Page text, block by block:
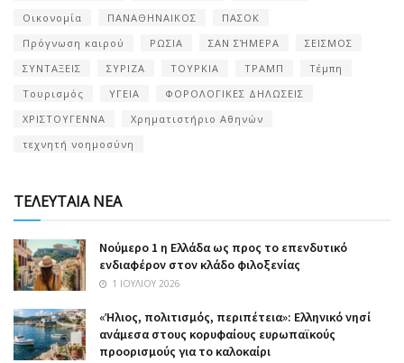
Οικονομία
ΠΑΝΑΘΗΝΑΙΚΟΣ
ΠΑΣΟΚ
Πρόγνωση καιρού
ΡΩΣΙΑ ΣΑΝ ΣΉΜΕΡΑ
ΣΕΙΣΜΟΣ
ΣΥΝΤΑΞΕΙΣ
ΣΥΡΙΖΑ ΤΟΥΡΚΙΑ ΤΡΑΜΠ
Τέμπη
Τουρισμός
ΥΓΕΙΑ
ΦΟΡΟΛΟΓΙΚΕΣ ΔΗΛΩΣΕΙΣ
ΧΡΙΣΤΟΥΓΕΝΝΑ
Χρηματιστήριο Αθηνών
τεχνητή νοημοσύνη
ΤΕΛΕΥΤΑΙΑ ΝΕΑ
Nούμερο 1 η Ελλάδα ως προς το επενδυτικό
ενδιαφέρον στον κλάδο φιλοξενίας
1 ΙΟΥΛΊΟΥ 2026
«Ήλιος, πολιτισμός, περιπέτεια»: Ελληνικό νησί
ανάμεσα στους κορυφαίους ευρωπαϊκούς
προορισμούς για το καλοκαίρι